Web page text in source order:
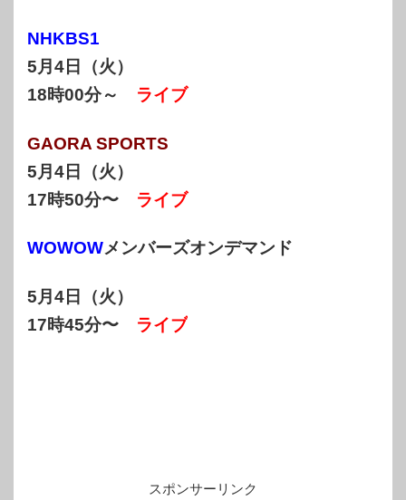
NHKBS1
5月4日（火）
18時00分～ ライブ
GAORA SPORTS
5月4日（火）
17時50分〜 ライブ
WOWOWメンバーズオンデマンド
5月4 日（火）
17時45分〜 ライブ
スポンサーリンク